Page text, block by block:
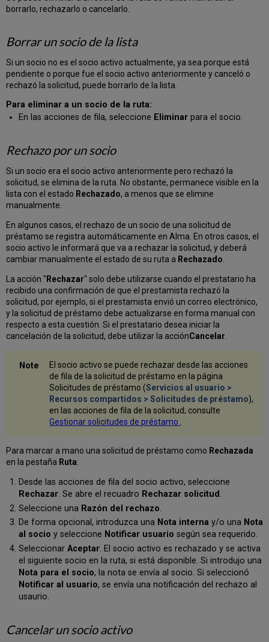
borrarlo, rechazarlo o cancelarlo.
Borrar un socio de la lista
Si un socio no es el socio activo actualmente, ya sea porque está
pendiente o porque fue el socio activo anteriormente y canceló o
rechazó la solicitud, puede borrarlo de la lista.
Para eliminar a un socio de la ruta:
En las acciones de fila, seleccione Eliminarpara el socio.
Rechazo por un socio
Si un socio era el socio activo anteriormente pero rechazó la
solicitud, se elimina de la ruta. No obstante, permanece visible en la
lista con el estado Rechazado, a menos que se elimine
manualmente.
En algunos casos, el rechazo de un socio de una solicitud de
préstamo se registra automáticamente en Alma. En otros casos, el
socio activo le informará que va a rechazar la solicitud, y deberá
cambiar manualmente el estado de su ruta a Rechazado.
La acción " Rechazar" solo debe utilizarse cuando el prestatario ha
recibido una confirmación de que el prestamista rechazó la
solicitud, por ejemplo, si el prestamista envió un correo electrónico,
y la solicitud de préstamo debe actualizarse en forma manual con
respecto a esta cuestión. Si el prestatario desea iniciar la
cancelación de la solicitud, debe utilizar la acciónCancelar.
El socio activo se puede rechazar desde las acciones
de fila de la solicitud de préstamo en la página
Solicitudes de préstamo (Servicios al usuario >
Recursos compartidos > Solicitudes de préstamo),
en las acciones de fila de la solicitud; consulte
Gestionar solicitudes de préstamo
Para marcar a mano una solicitud de préstamo como Rechazada
en la pestaña Ruta:
Desde las acciones de fila del socio activo, seleccione
Rechazar. Se abre el recuadro Rechazar solicitud .
Seleccione una Razón del rechazo.
De forma opcional, introduzca una Nota internay/o una Nota
al socio y seleccione Notificar usuario según sea requerido.
Seleccionar Aceptar. El socio activo es rechazado y se activa
el siguiente socio en la ruta, si está disponible. Si introdujo una
Nota para el socio, la nota se envía al socio. Si seleccionó
Notificar al usuario, se envía una notificación del rechazo al
usaurio.
Cancelar un socio activo